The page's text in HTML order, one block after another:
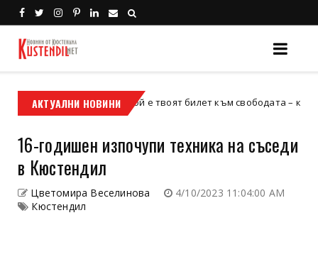
АКТУАЛНИ НОВИНИ
кросов мотор Кой е твоят билет към свободата – кросовият
16-годишен изпочупи техника на съседи
в Кюстендил
Цветомира Веселинова
4/10/2023 11:04:00 AM
Кюстендил